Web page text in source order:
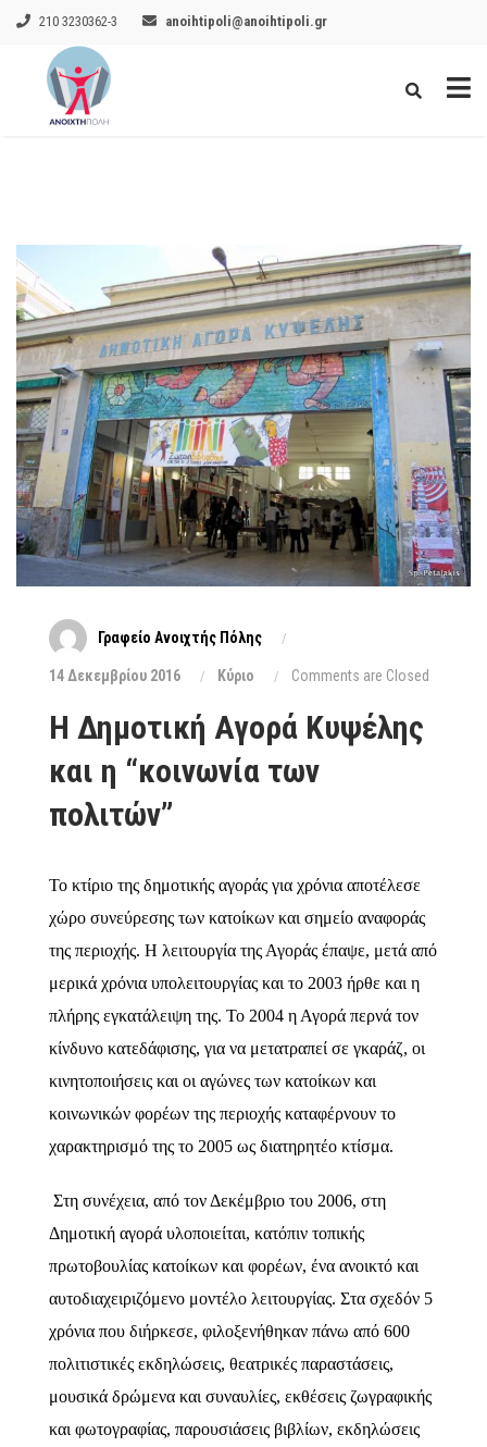
210 3230362-3 anoihtipoli@anoihtipoli.gr
Γραφείο Ανοιχτής Πόλης
14 Δεκεμβρίου 2016 Κύριο Comments are Closed
Η Δημοτική Αγορά Κυψέλης
και η “κοινωνία των
πολιτών”
Το κτίριο της δημοτικής αγοράς για χρόνια αποτέλεσε
χώρο συνεύρεσης των κατοίκων και σημείο αναφοράς
της περιοχής. Η λειτουργία της Αγοράς έπαψε, μετά από
μερικά χρόνια υπολειτουργίας και το 2003 ήρθε και η
πλήρης εγκατάλειψη της. Το 2004 η Αγορά περνά τον
κίνδυνο κατεδάφισης, για να μετατραπεί σε γκαράζ, οι
κινητοποιήσεις και οι αγώνες των κατοίκων και
κοινωνικών φορέων της περιοχής καταφέρνουν το
χαρακτηρισμό της το 2005 ως διατηρητέο κτίσμα.
Στη συνέχεια, από τον Δεκέμβριο του 2006, στη
Δημοτική αγορά υλοποιείται, κατόπιν τοπικής
πρωτοβουλίας κατοίκων και φορέων, ένα ανοικτό και
αυτοδιαχειριζόμενο μοντέλο λειτουργίας. Στα σχεδόν 5
χρόνια που διήρκεσε, φιλοξενήθηκαν πάνω από 600
πολιτιστικές εκδηλώσεις, θεατρικές παραστάσεις,
μουσικά δρώμενα και συναυλίες, εκθέσεις ζωγραφικής
και φωτογραφίας, παρουσιάσεις βιβλίων, εκδηλώσεις